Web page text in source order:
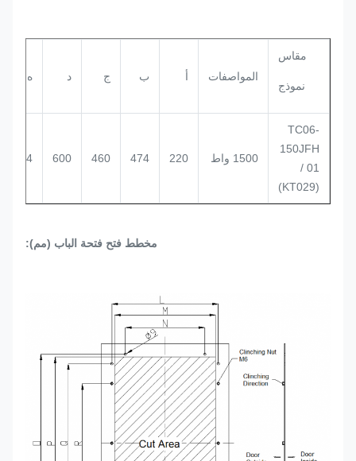
مقاس
نموذج
المواصفات أ ب ج د ه
TC06-
150JFH
/ 01
(KT029)
1500 واط 220
474
460
600
724
مخطط فتح فتحة الباب (مم):